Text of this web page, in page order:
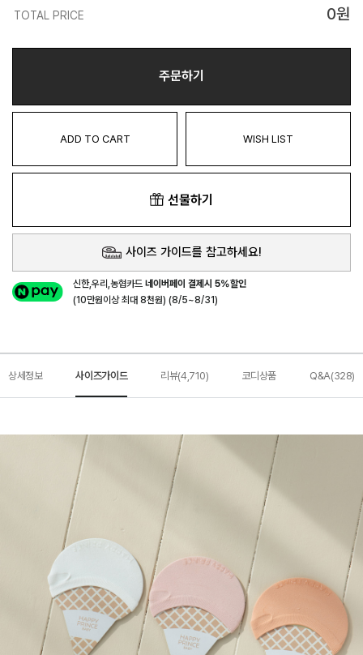
TOTAL PRICE 0원
주문하기
ADD TO CART WISH LIST
선물하기
사이즈 가이드를 참고하세요!
신한,우리,농협카드네이버페이 결제시 5%할인
(10만원이상 최대 8천원) (8/5~8/31)
상세정보 사이즈가이드 리뷰(4,710) 코디상품 Q&A(328)